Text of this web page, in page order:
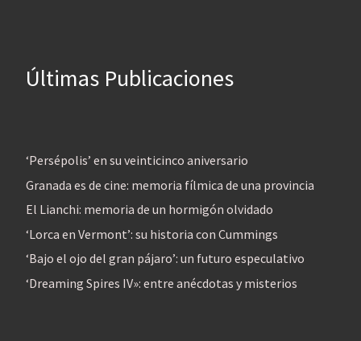
Últimas Publicaciones
‘Persépolis’ en su veinticinco aniversario
Granada es de cine: memoria fílmica de una provincia
El Lianchi: memoria de un hormigón olvidado
‘Lorca en Vermont’: su historia con Cummings
‘Bajo el ojo del gran pájaro’: un futuro especulativo
‘Dreaming Spires IV»: entre anécdotas y misterios